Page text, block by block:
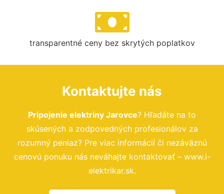
transparentné ceny bez skrytých poplatkov
Kontaktujte nás
Pripojenie elektriny Jarovce? Hľadáte na to
skúsených a zodpovedných profesionálov za
rozumný peniaz? Pre viac informácií či nezáväznú
cenovú ponuku nás neváhajte kontaktovať – www.i-
elektrikar.sk.